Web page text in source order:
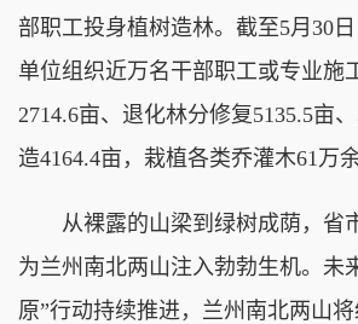
部职工投身植树造林。截至5月30
单位组织近万名干部职工或专业施
2714.6亩、退化林分修复5135.5亩
造4164.4亩，栽植各类乔灌木61万余
从裸露的山梁到绿树成荫，省
为兰州南北两山注入勃勃生机。未
原”行动持续推进，兰州南北两山